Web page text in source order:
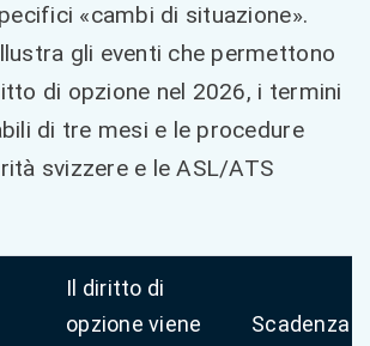
«cambi di situazione».
gli eventi che permettono
di opzione nel 2026, i termini
di tre mesi e le procedure
svizzere e le ASL/ATS
Il diritto di
opzione viene
Scadenza